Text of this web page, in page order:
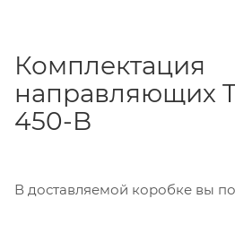
Комплектация
направляющих
450-B
В доставляемой коробке вы